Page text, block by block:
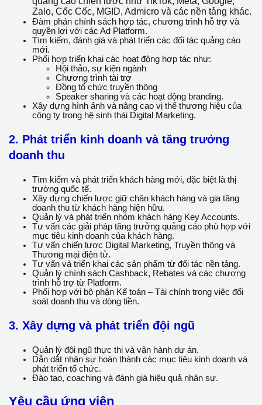
1.Phát triển quan hệ đối tác chiến lược
Xây dựng và phát triển mối quan hệ với các đối tác
quảng cáo chiến lược như TikTok, Meta, Google,
Zalo, Cốc Cốc, MGID, Admicro và các nền tảng
khác.
Đàm phán chính sách hợp tác, chương trình hỗ trợ và
quyền lợi với các Ad Platform.
Tìm kiếm, đánh giá và phát triển các đối tác quảng cáo
mới.
Phối hợp triển khai các hoạt động hợp tác như:
Hội thảo, sự kiện ngành
Chương trình tài trợ
Đồng tổ chức truyền thông
Xây dựng hình ảnh và nâng cao vị thế thương hiệu của
công ty trong hệ sinh thái Digital Marketing.
2. Phát triển kinh doanh và tăng trưởng
doanh thu
Tìm kiếm và phát triển khách hàng mới, đặc biệt là thị
trường quốc tế.
Xây dựng chiến lược giữ chân khách hàng và gia tăng
doanh thu từ khách hàng hiện hữu.
Quản lý và phát triển nhóm khách hàng Key Accounts.
Tư vấn các giải pháp tăng trưởng quảng cáo phù hợp
với mục tiêu kinh doanh của khách hàng.
Tư vấn chiến lược Digital Marketing, Truyền thông và
Tư vấn và triển khai các sản phẩm từ đối tác nền tảng.
Quản lý chính sách Cashback, Rebates và các chương
trình hỗ trợ từ Platform.
soát doanh thu và dòng tiền.